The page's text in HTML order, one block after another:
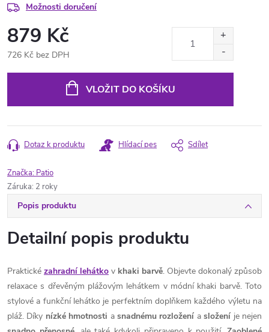
Možnosti doručení
879 Kč
726 Kč bez DPH
VLOŽIT DO KOŠÍKU
Dotaz k produktu Hlídací pes Sdílet
Značka: Patio
Záruka: 2 roky
Popis produktu
Detailní popis produktu
Praktické zahradní lehátko v khaki barvě. Objevte dokonalý způsob
relaxace s dřevěným plážovým lehátkem v módní khaki barvě. Toto
stylové a funkční lehátko je perfektním doplňkem každého výletu na
pláž. Díky nízké hmotnosti asnadnému rozložení asložení je nejen